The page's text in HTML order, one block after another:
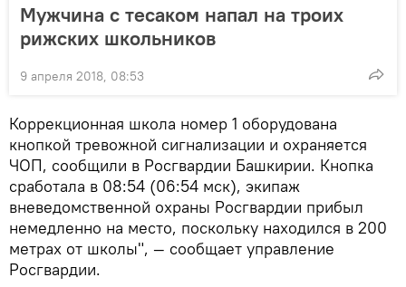
Мужчина с тесаком напал на троих
рижских школьников
9 апреля 2018, 08:53
Коррекционная школа номер 1 оборудована
кнопкой тревожной сигнализации и охраняется
ЧОП, сообщили в Росгвардии Башкирии. Кнопка
сработала в 08:54 (06:54 мск), экипаж
вневедомственной охраны Росгвардии прибыл
немедленно на место, поскольку находился в 200
метрах от школы", — сообщает управление
Росгвардии.